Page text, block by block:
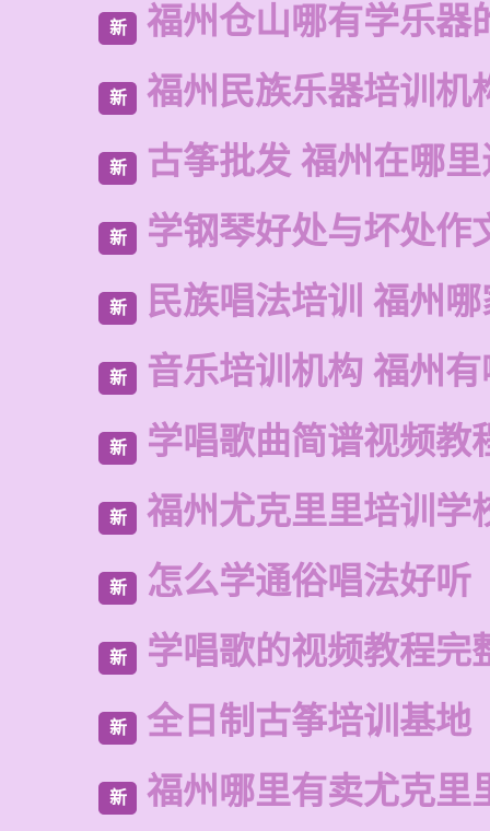
新 福州仓山哪有学乐器
新 福州民族乐器培训机
新 古筝批发 福州在哪
新 学钢琴好处与坏处作
新 民族唱法培训 福州
新 音乐培训机构 福州
新 学唱歌曲简谱视频教
新 福州尤克里里培训学
新 怎么学通俗唱法好听
新 学唱歌的视频教程完
新 全日制古筝培训基地
新 福州哪里有卖尤克里